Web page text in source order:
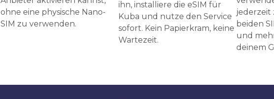
ohne eine physische Nano-
SIM zu verwenden.
ihn, installiere die eSIM für
Kuba und nutze den Service
sofort. Kein Papierkram, keine
Wartezeit.
jederzeit
beiden
und
deinem